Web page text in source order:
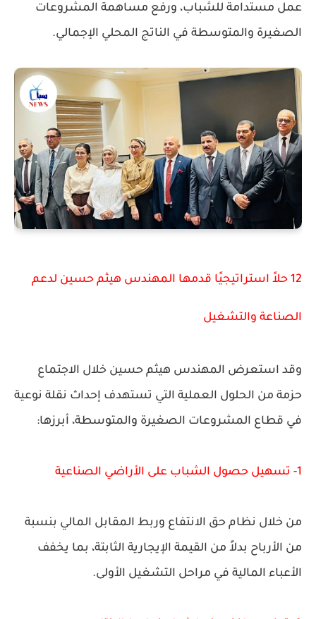
عمل مستدامة للشباب، ورفع مساهمة المشروعات
الصغيرة والمتوسطة في الناتج المحلي الإجمالي.
12 حلاً استراتيجيًا قدمها المهندس هيثم حسين لدعم
الصناعة والتشغيل
وقد استعرض المهندس هيثم حسين خلال الاجتماع
حزمة من الحلول العملية التي تستهدف إحداث نقلة نوعية
في قطاع المشروعات الصغيرة والمتوسطة، أبرزها:
1- تسهيل حصول الشباب على الأراضي الصناعية
من خلال نظام حق الانتفاع وربط المقابل المالي بنسبة
من الأرباح بدلاً من القيمة الإيجارية الثابتة، بما يخفف
الأعباء المالية في مراحل التشغيل الأولى.